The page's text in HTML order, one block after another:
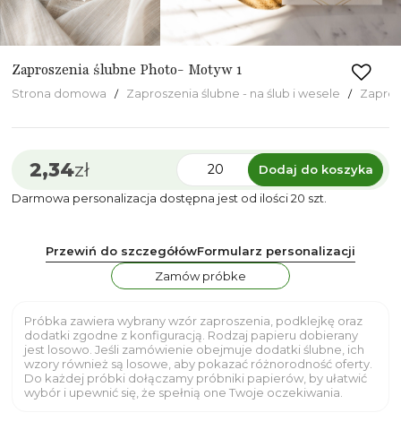
Zaproszenia ślubne Photo- Motyw 1
Strona domowa Zaproszenia ślubne - na ślub i wesele
2,34zł
Dodaj do koszyka
Darmowa personalizacja dostępna jest od ilości 20 szt.
Przewiń do szczegółówFormularz personalizacji
Zamów próbke
Próbka zawiera wybrany wzór zaproszenia, podklejkę oraz
dodatki zgodne z konfiguracją. Rodzaj papieru dobierany
jest losowo. Jeśli zamówienie obejmuje dodatki ślubne, ich
wzory również są losowe, aby pokazać różnorodność oferty.
Do każdej próbki dołączamy próbniki papierów, by ułatwić
wybór i upewnić się, że spełnią one Twoje oczekiwania.